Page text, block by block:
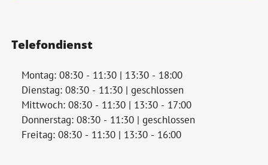
Telefondienst
Montag: 08:30 - 11:30 | 13:30 - 18:00
Dienstag: 08:30 - 11:30 | geschlossen
Mittwoch: 08:30 - 11:30 | 13:30 - 17:00
Donnerstag: 08:30 - 11:30 | geschlossen
Freitag: 08:30 - 11:30 | 13:30 - 16:00